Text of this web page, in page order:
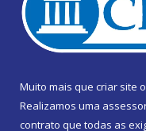
Muito mais que criar site
Realizamos uma
contrato que todas as